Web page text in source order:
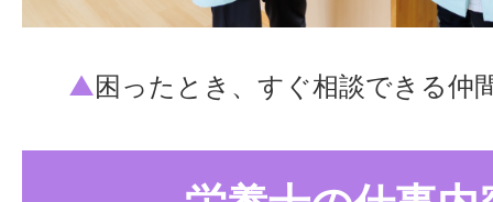
▲困ったとき、すぐ相談できる仲